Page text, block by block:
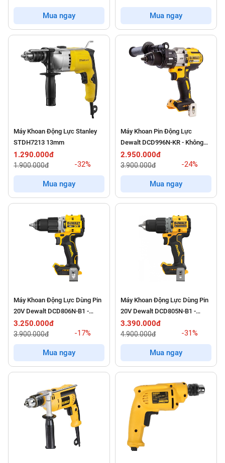
Mua ngay Mua ngay
Máy Khoan Động Lực Stanley
STDH7213 13mm
1.290.000đ
1.900.000đ -32%
Mua ngay
Máy Khoan Pin Động Lực
Dewalt DCD996N-KR - Không
Pin Và Sạc
2.950.000đ
3.900.000đ -24%
Mua ngay
Máy Khoan Động Lực Dùng Pin
20V Dewalt DCD806N-B1 -
Chưa Pin Và Sạc
3.250.000đ
3.900.000đ -17%
Mua ngay
Máy Khoan Động Lực Dùng Pin
20V Dewalt DCD805N-B1 -
Chưa Pin Sạc
3.390.000đ
4.900.000đ -31%
Mua ngay